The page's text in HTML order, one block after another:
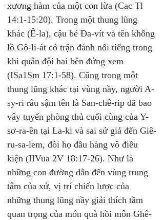
xương hàm của một con lừa (Cac Tl
14:1-15:20). Trong một thung lũng
khác (Ê-la), cậu bé Đa-vít và tên khổng
lồ Gô-li-át có trận đánh nổi tiếng trong
khi quân đội hai bên đứng xem
(ISa1Sm 17:1-58). Cũng trong một
thung lũng khác tại vùng nầy, người A-
sy-ri râu sậm tên là San-chê-rip đã bao
vây tuyến phòng thủ cuối cùng của Y-
sơ-ra-ên tại La-ki và sai sứ giả đến Giê-
ru-sa-lem, đòi họ đầu hàng vô điều
kiện (IIVua 2V 18:17-26). Như là
những con đường dẫn đến vùng trung
tâm của xứ, vị trí chiến lược của
những thung lũng nầy giải thích tầm
quan trọng của món quà hồi môn Ghê-